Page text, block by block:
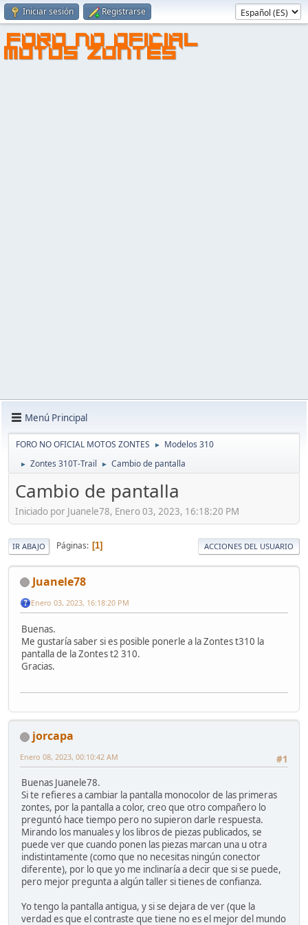
Iniciar sesión Registrarse
FORO NO OFICIAL
MOTOS ZONTES
Menú Principal
FORO NO OFICIAL MOTOS ZONTES ► Modelos 310
► Zontes 310T-Trail ► Cambio de pantalla
Cambio de pantalla
Iniciado por Juanele78, Enero 03, 2023, 16:18:20 PM
IR ABAJO Páginas 1 ACCIONES DEL USUARIO
Juanele78
Enero 03, 2023, 16:18:20 PM
Buenas.
Me gustaría saber si es posible ponerle a la Zontes t310 la
pantalla de la Zontes t2 310.
Gracias.
jorcapa
#1
Enero 08, 2023, 00:10:42 AM
Buenas Juanele78.
Si te refieres a cambiar la pantalla monocolor de las primeras
zontes, por la pantalla a color, creo que otro compañero lo
preguntó hace tiempo pero no supieron darle respuesta.
Mirando los manuales y los libros de piezas publicados, se
puede ver que cuando ponen las piezas marcan una u otra
indistintamente (como que no necesitas ningún conector
diferente), por lo que yo me inclinaría a decir que si se puede,
pero mejor pregunta a algún taller si tienes de confianza.
Yo tengo la pantalla antigua, y si se dejara de ver (que la
verdad es que el contraste que tiene no es el mejor del mundo